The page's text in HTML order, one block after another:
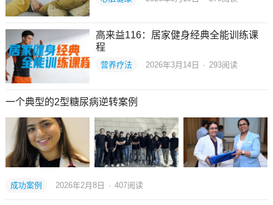
高来益116：居家健身经典全能训练课
程
营养疗法 2026年3月14日 · 293阅读
一个典型的2型糖尿病逆转案例
成功案例 2026年2月8日 · 407阅读